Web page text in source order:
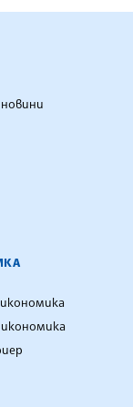
икономика